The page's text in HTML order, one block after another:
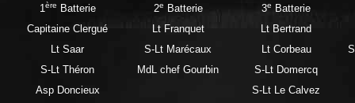
1ère Batterie 2e Batterie 3e
Batterie
Capitaine Clergué
Lt Franquet
Lt Bertrand
Lt Saar
S-Lt Marécaux Lt Corbeau
S-Lt Théron
MdL chef Gourbin
S-Lt Domercq
Asp Doncieux
S-Lt Le Calvez